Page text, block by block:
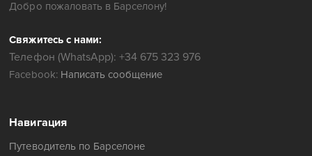
Добро пожаловать в Барселону!
Свяжитесь с нами:
Телефон (WhatsApp): +34 675 323 976
Facebook: Написать сообщение
Навигация
Путеводитель по Барселоне